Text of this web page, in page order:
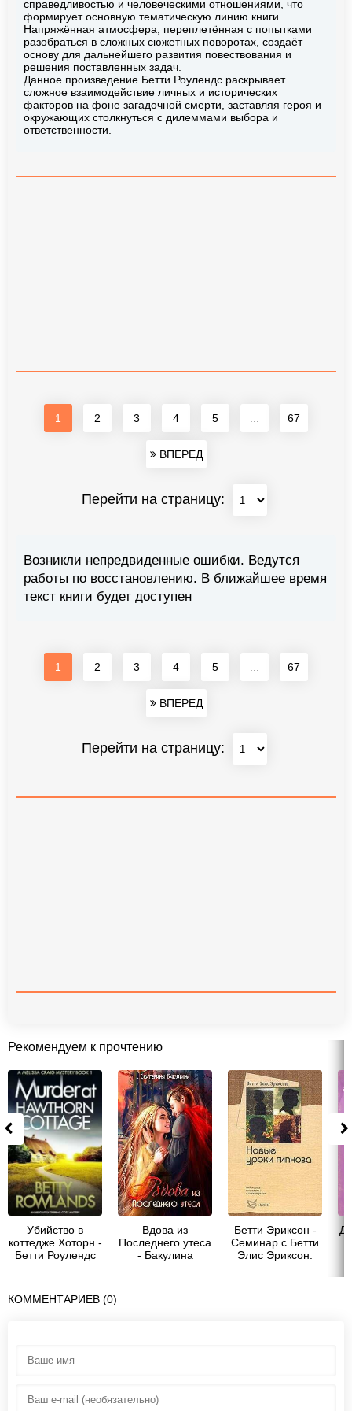
справедливостью и человеческими отношениями, что
формирует основную тематическую линию книги.
Напряжённая атмосфера, переплетённая с попытками
разобраться в сложных сюжетных поворотах, создаёт
основу для дальнейшего развития повествования и
решения поставленных задач.
Данное произведение Бетти Роулендс раскрывает
сложное взаимодействие личных и исторических
факторов на фоне загадочной смерти, заставляя героя и
окружающих столкнуться с дилеммами выбора и
ответственности.
1 2 3 4 5 ... 67
ВПЕРЕД
Перейти на страницу:
Возникли непредвиденные ошибки. Ведутся
работы по восстановлению. В ближайшее время
текст книги будет доступен
1 2 3 4 5 ... 67
ВПЕРЕД
Перейти на страницу:
Рекомендуем к прочтению
Убийство в
коттедже Хоторн -
Бетти Роулендс
Вдова из
Последнего утеса
- Бакулина
Бетти Эриксон -
Семинар с Бетти
Элис Эриксон:
КОММЕНТАРИЕВ (0)